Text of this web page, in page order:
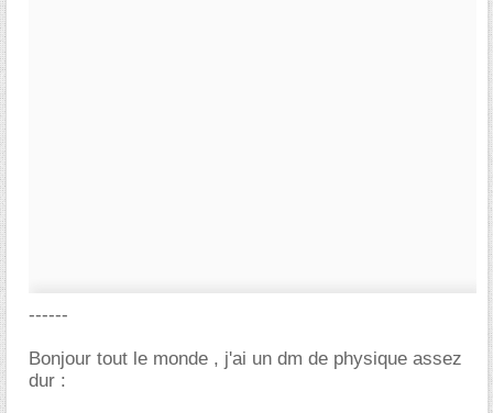
------
Bonjour tout le monde , j'ai un dm de physique assez
dur :